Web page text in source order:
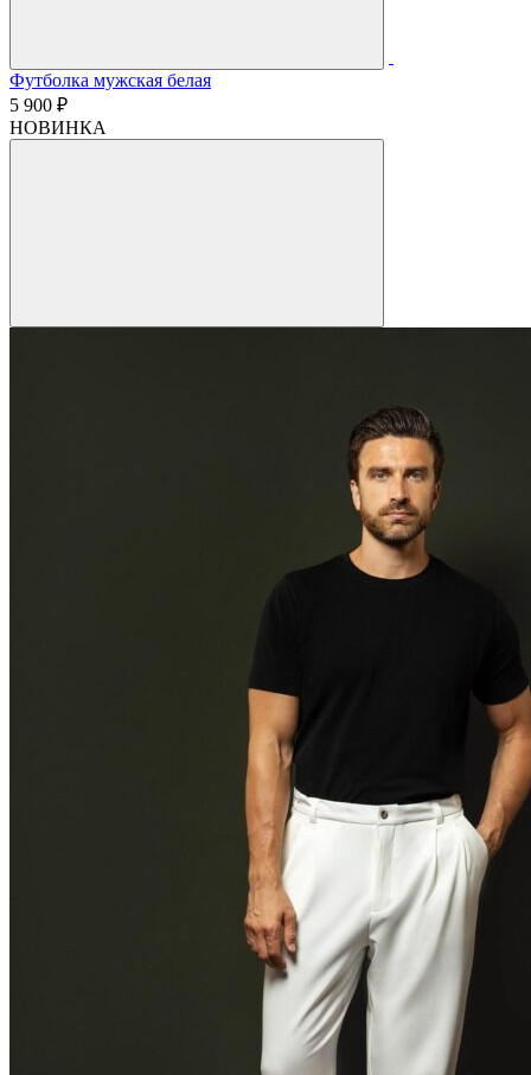
Футболка мужская белая
5 900 ₽
НОВИНКА